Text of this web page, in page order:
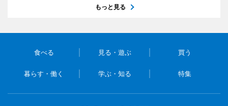
もっと見る
食べる 見る・遊ぶ 買う
暮らす・働く 学ぶ・知る 特集